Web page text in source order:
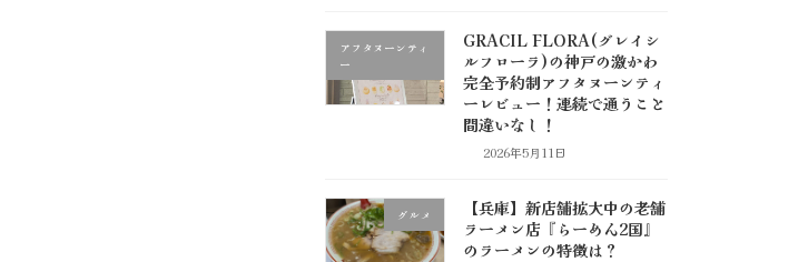
アフタヌーンティ
ー
GRACIL FLORA(グレイシ
ルフローラ)の神戸の激かわ
完全予約制アフタヌーンティ
ーレビュー！連続で通うこと
間違いなし！
2026年5月11日
グルメ
【兵庫】新店舗拡大中の老舗
ラーメン店『らーめん2国』
のラーメンの特徴は？